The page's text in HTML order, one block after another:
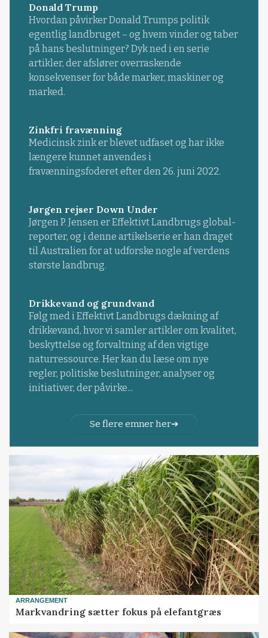
Donald Trump
Hvordan påvirker Donald Trumps politik
egentlig landbruget – og hvem vinder og taber
på hans beslutninger? Dyk ned i en serie
artikler, der afslører overraskende
konsekvenser for både marker, maskiner og
marked.
Zinkfri fravænning
Medicinsk zink er blevet udfaset og har ikke
længere kunnet anvendes i
fravænningsfoderet efter den 26. juni 2022.
Jørgen rejser Down Under
Jørgen P. Jensen er Effektivt Landbrugs global-
reporter, og i denne artikelserie er han draget
til Australien for at udforske nogle af verdens
største landbrug.
Drikkevand og grundvand
Følg med i Effektivt Landbrugs dækning af
drikkevand, hvor vi samler artikler om kvalitet,
beskyttelse og forvaltning af den vigtige
naturressource. Her kan du læse om nye
regler, politiske beslutninger, analyser og
initiativer, der påvirke...
Se flere emner her
ARRANGEMENT
Markvandring sætter fokus på elefantgræs